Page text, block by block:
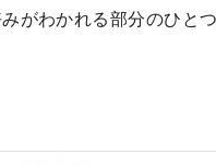
がわかれる部分のひと